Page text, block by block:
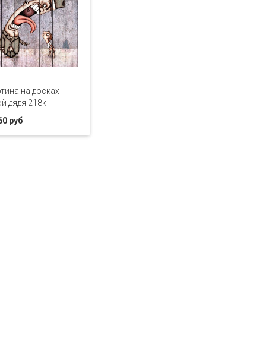
на досках
дядя 218k
руб